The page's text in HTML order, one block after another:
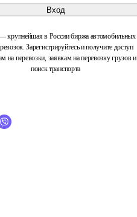
Вход
крупнейшая в России биржа автомобильных
Зарегистрируйтесь и получите доступ
на перевозки, заявкам на перевозку грузов и
поиск транспорта